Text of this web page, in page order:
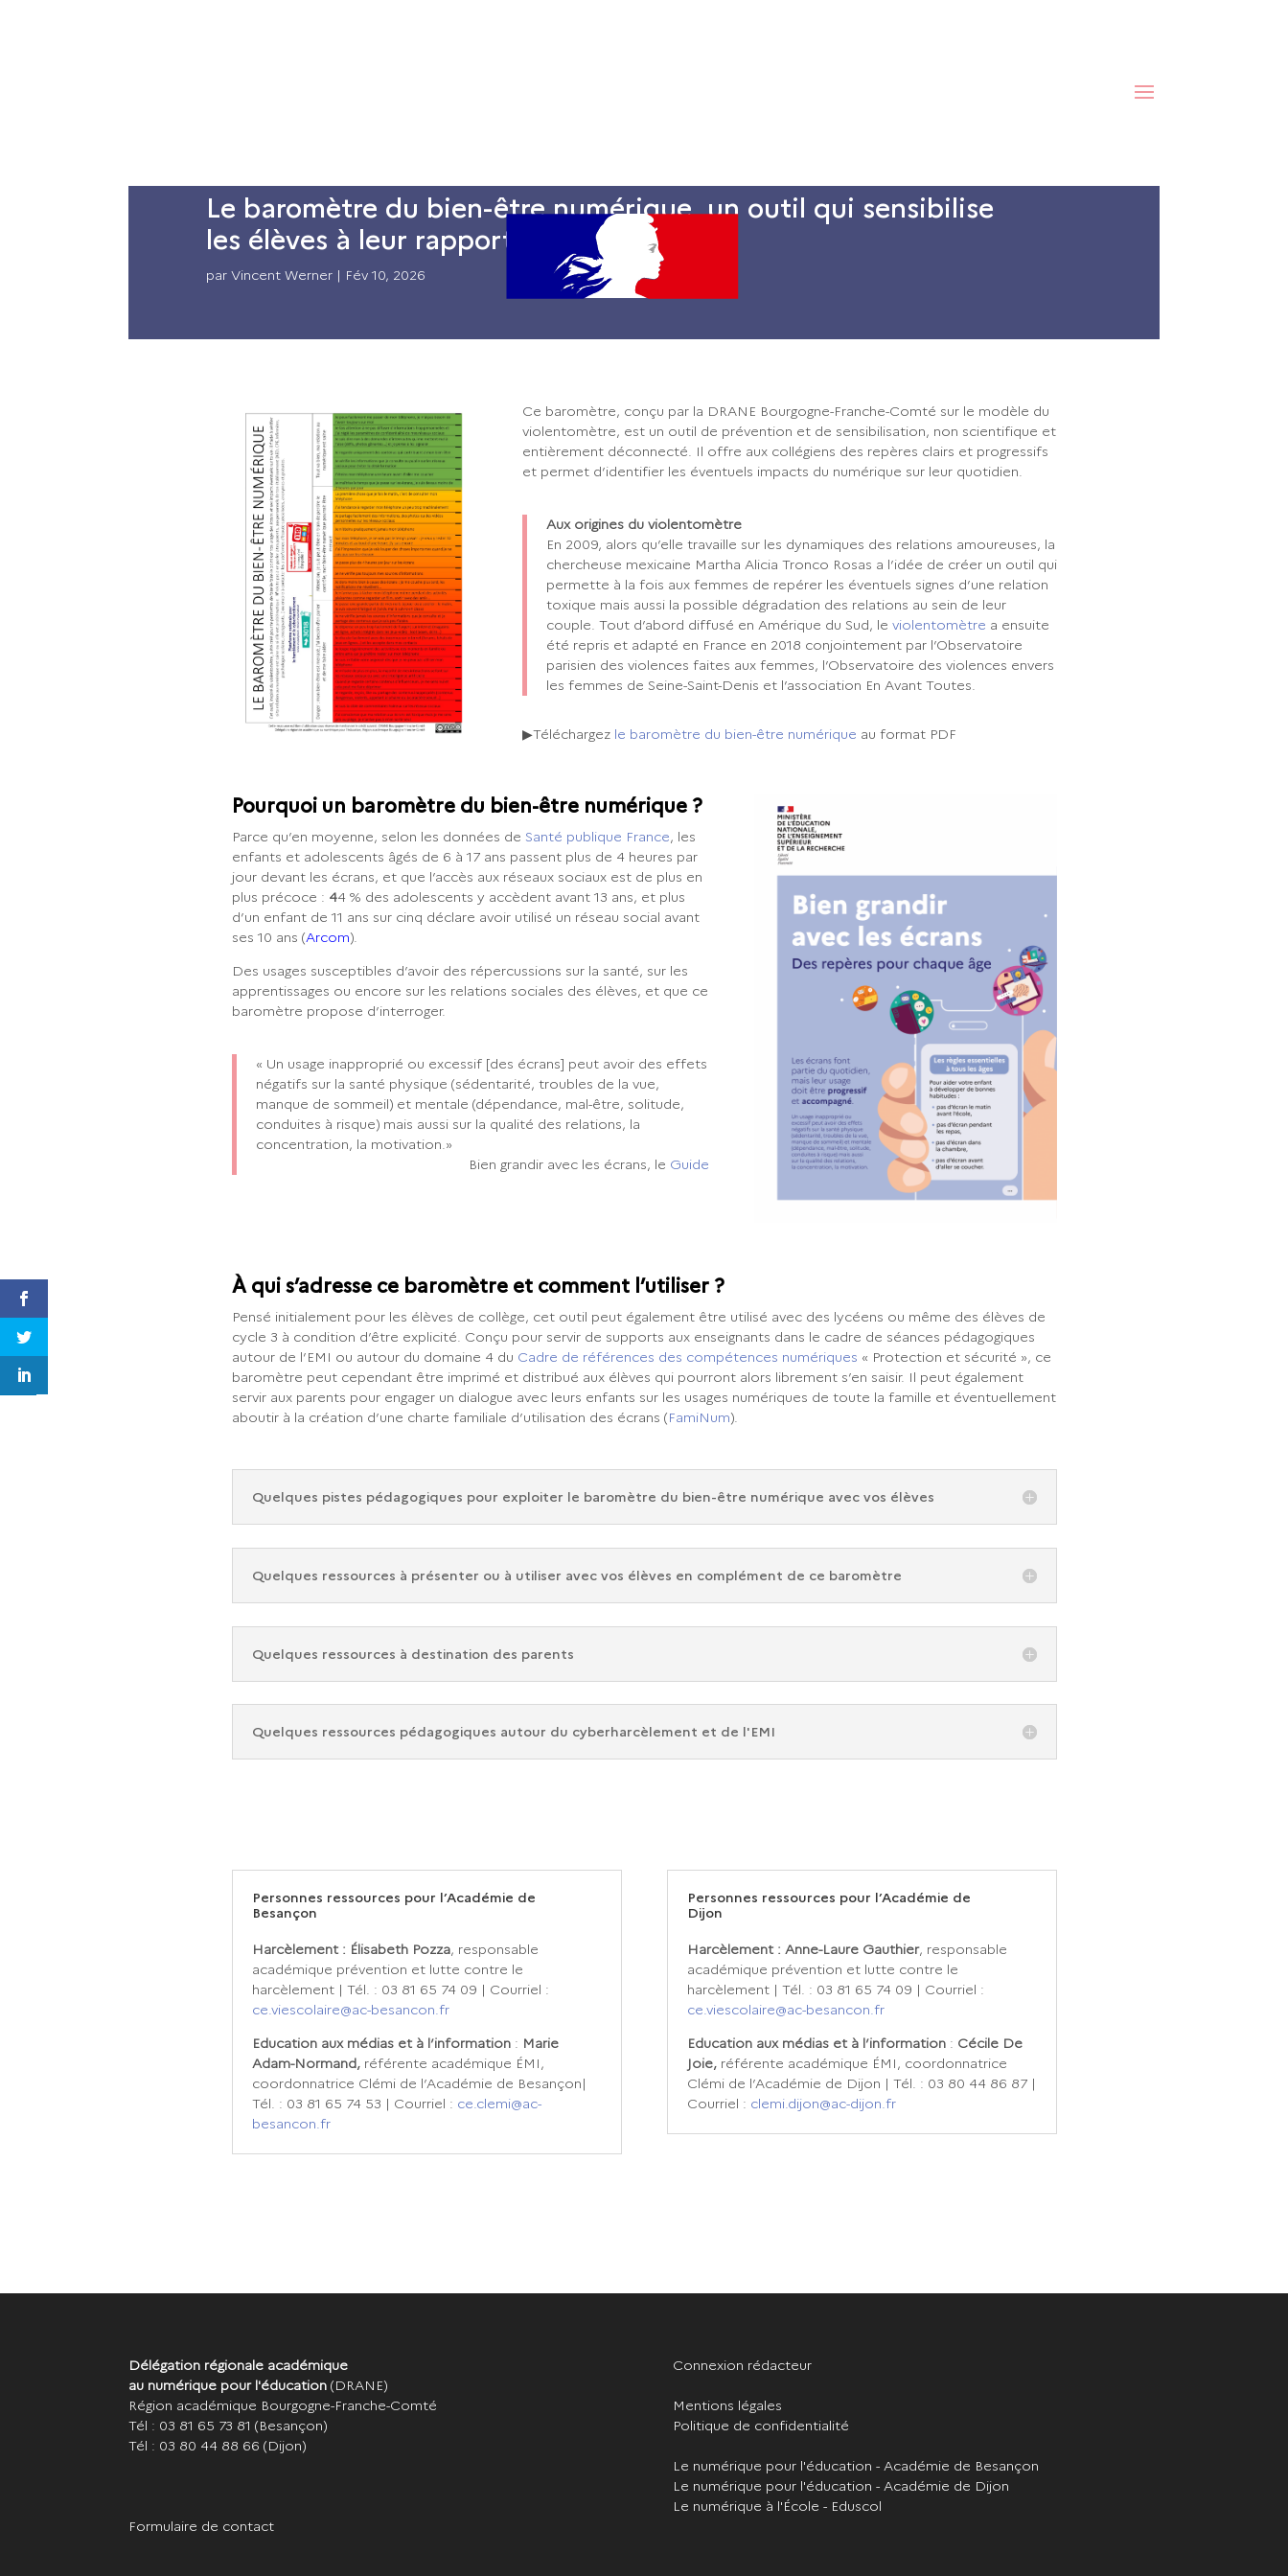
Le baromètre du bien-être numérique, un outil qui sensibilise
les élèves à leur rapport aux écrans
parVincent Werner | Fév 10, 2026
Ce baromètre, conçu par la DRANE Bourgogne-Franche-Comté sur le modèle du
violentomètre, est un outil de prévention et de sensibilisation, non scientifique et
entièrement déconnecté. Il offre aux collégiens des repères clairs et progressifs
et permet d’identifier les éventuels impacts du numérique sur leur quotidien.
Aux origines du violentomètre
En 2009, alors qu’elle travaille sur les dynamiques des relations amoureuses, la
chercheuse mexicaine Martha Alicia Tronco Rosas a l’idée de créer un outil qui
permette à la fois aux femmes de repérer les éventuels signes d’une relation
toxique mais aussi la possible dégradation des relations au sein de leur
couple. Tout d’abord diffusé en Amérique du Sud, le violentomètre a ensuite
été repris et adapté en France en 2018 conjointement par l’Observatoire
parisien des violences faites aux femmes, l’Observatoire des violences envers
les femmes de Seine-Saint-Denis et l’association En Avant Toutes.
▶Téléchargez le baromètre du bien-être numérique au format PDF
Pourquoi un baromètre du bien-être numérique ?
Parce qu’en moyenne, selon les données de Santé publique France, les
enfants et adolescents âgés de 6 à 17 ans passent plus de 4 heures par
jour devant les écrans, et que l’accès aux réseaux sociaux est de plus en
plus précoce : 44 % des adolescents y accèdent avant 13 ans, et plus
d’un enfant de 11 ans sur cinq déclare avoir utilisé un réseau social avant
ses 10 ans (Arcom).
Des usages susceptibles d’avoir des répercussions sur la santé, sur les
apprentissages ou encore sur les relations sociales des élèves, et que ce
baromètre propose d’interroger.
« Un usage inapproprié ou excessif [des écrans] peut avoir des effets
négatifs sur la santé physique (sédentarité, troubles de la vue,
manque de sommeil) et mentale (dépendance, mal-être, solitude,
conduites à risque) mais aussi sur la qualité des relations, la
concentration, la motivation.»
Bien grandir avec les écrans, le Guide
À qui s’adresse ce baromètre et comment l’utiliser ?
Pensé initialement pour les élèves de collège, cet outil peut également être utilisé avec des lycéens ou même des élèves de
cycle 3 à condition d’être explicité. Conçu pour servir de supports aux enseignants dans le cadre de séances pédagogiques
autour de l’EMI ou autour du domaine 4 du Cadre de références des compétences numériques « Protection et sécurité », ce
baromètre peut cependant être imprimé et distribué aux élèves qui pourront alors librement s’en saisir. Il peut également
servir aux parents pour engager un dialogue avec leurs enfants sur les usages numériques de toute la famille et éventuellement
aboutir à la création d’une charte familiale d’utilisation des écrans (FamiNum).
Quelques pistes pédagogiques pour exploiter le baromètre du bien-être numérique avec vos élèves
Quelques ressources à présenter ou à utiliser avec vos élèves en complément de ce baromètre
Quelques ressources à destination des parents
Quelques ressources pédagogiques autour du cyberharcèlement et de l'EMI
Personnes ressources pour l’Académie de
Besançon
Harcèlement : Élisabeth Pozza, responsable
académique prévention et lutte contre le
harcèlement | Tél. : 03 81 65 74 09 | Courriel :
ce.viescolaire@ac-besancon.fr
Education aux médias et à l’information : Marie
Adam-Normand, référente académique ÉMI,
coordonnatrice Clémi de l’Académie de Besançon|
Tél. : 03 81 65 74 53 | Courriel : ce.clemi@ac-
besancon.fr
Personnes ressources pour l’Académie de
Dijon
Harcèlement : Anne-Laure Gauthier, responsable
académique prévention et lutte contre le
harcèlement | Tél. : 03 81 65 74 09 | Courriel :
ce.viescolaire@ac-besancon.fr
Education aux médias et à l’information : Cécile De
Joie, référente académique ÉMI, coordonnatrice
Clémi de l’Académie de Dijon | Tél. : 03 80 44 86 87 |
Courriel : clemi.dijon@ac-dijon.fr
Délégation régionale académique
au numérique pour l'éducation (DRANE)
Région académique Bourgogne-Franche-Comté
Tél : 03 81 65 73 81 (Besançon)
Tél : 03 80 44 88 66 (Dijon)
Formulaire de contact
Connexion rédacteur
Mentions légales
Politique de confidentialité
Le numérique pour l'éducation - Académie de Besançon
Le numérique pour l'éducation - Académie de Dijon
Le numérique à l'École - Eduscol